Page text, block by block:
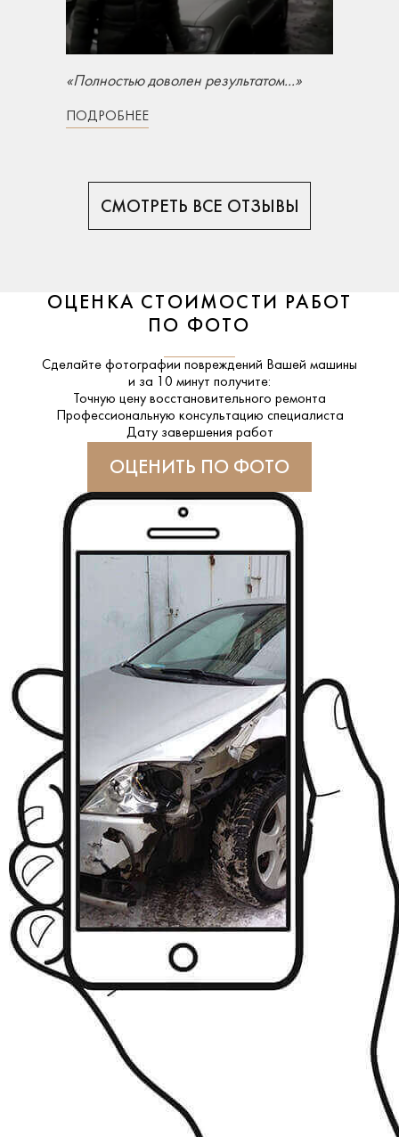
«Полностью доволен результатом...»
ПОДРОБНЕЕ
СМОТРЕТЬ ВСЕ ОТЗЫВЫ
ОЦЕНКА СТОИМОСТИ РАБОТ
ПО ФОТО
Сделайте фотографии повреждений Вашей машины
и за 10 минут получите:
Точную цену восстановительного ремонта
Профессиональную консультацию специалиста
Дату завершения работ
ОЦЕНИТЬ ПО ФОТО